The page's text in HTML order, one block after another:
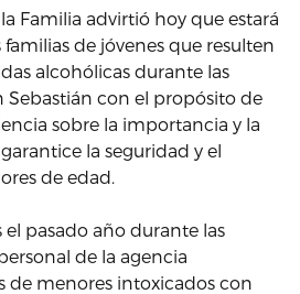
Familia advirtió hoy que estará
de jóvenes que resulten
alcohólicas durante las
Sebastián con el propósito de
sobre la importancia y la
la seguridad y el
de edad.
pasado año durante las
de la agencia
de menores intoxicados con